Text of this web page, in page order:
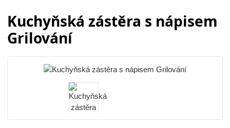
Kuchyňská zástěra s nápisem
Grilování